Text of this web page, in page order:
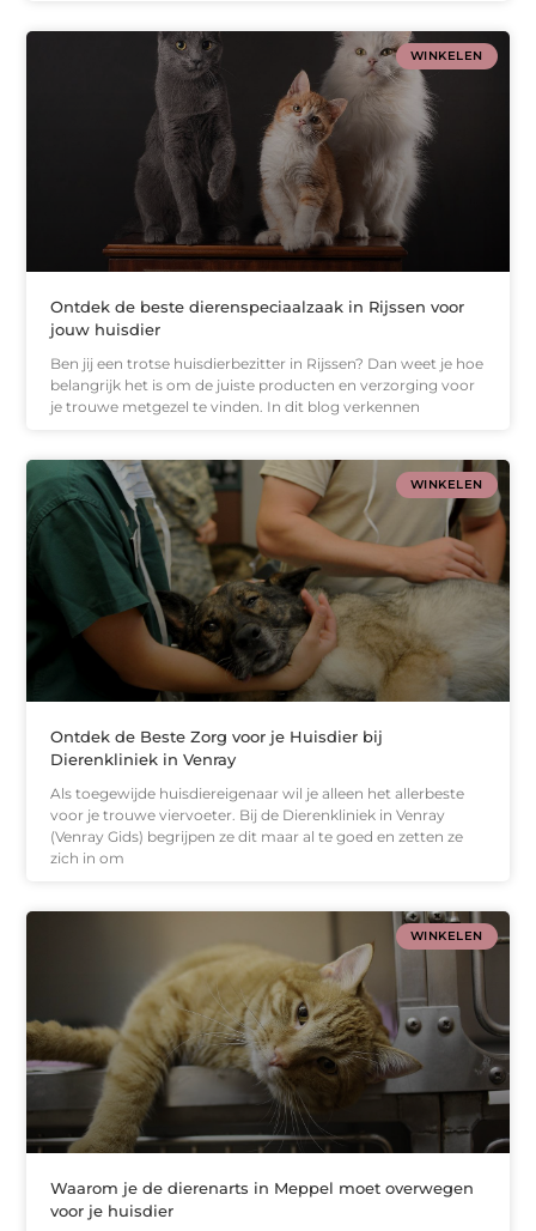
WINKELEN
Ontdek de beste dierenspeciaalzaak in Rijssen voor
jouw huisdier
Ben jij een trotse huisdierbezitter in Rijssen? Dan weet je hoe
belangrijk het is om de juiste producten en verzorging voor
je trouwe metgezel te vinden. In dit blog verkennen
WINKELEN
Ontdek de Beste Zorg voor je Huisdier bij
Dierenkliniek in Venray
Als toegewijde huisdiereigenaar wil je alleen het allerbeste
voor je trouwe viervoeter. Bij de Dierenkliniek in Venray
(Venray Gids) begrijpen ze dit maar al te goed en zetten ze
zich in om
WINKELEN
Waarom je de dierenarts in Meppel moet overwegen
voor je huisdier